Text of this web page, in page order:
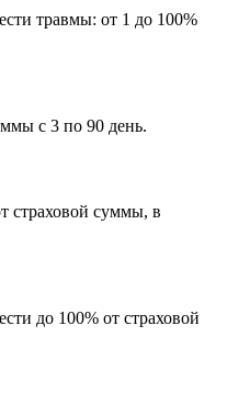
травмы: от 1 до 100%
с 3 по 90 день.
страховой суммы, в
до 100% от страховой